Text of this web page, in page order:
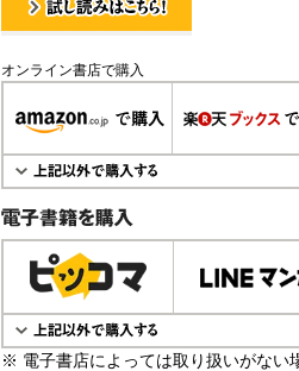
オンライン書店で購入
電子書籍で購入
※ 電子書店によっては取り扱いがない